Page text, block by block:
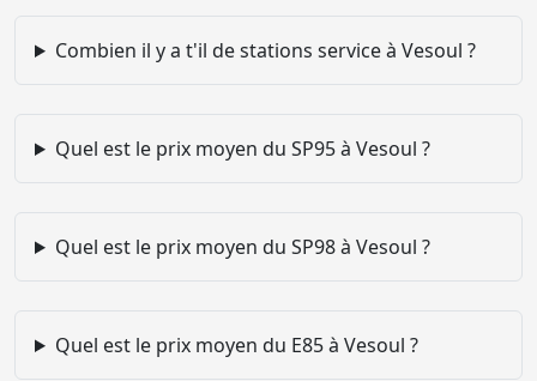
Combien il y a t'il de stations service à Vesoul ?
Quel est le prix moyen du SP95 à Vesoul ?
Quel est le prix moyen du SP98 à Vesoul ?
Quel est le prix moyen du E85 à Vesoul ?